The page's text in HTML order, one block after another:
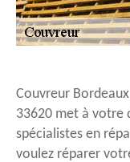
Couvreur
33620 met à votre
spécialistes en
voulez réparer